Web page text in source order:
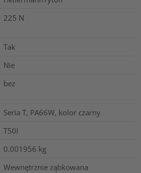
225 N
Tak
Nie
bez
Seria T, PA66W, kolor czarny
T50I
0.001956 kg
Wewnętrznie ząbkowana